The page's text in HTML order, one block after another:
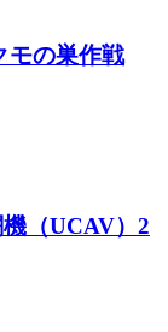
モの巣作戦
（UCAV）2